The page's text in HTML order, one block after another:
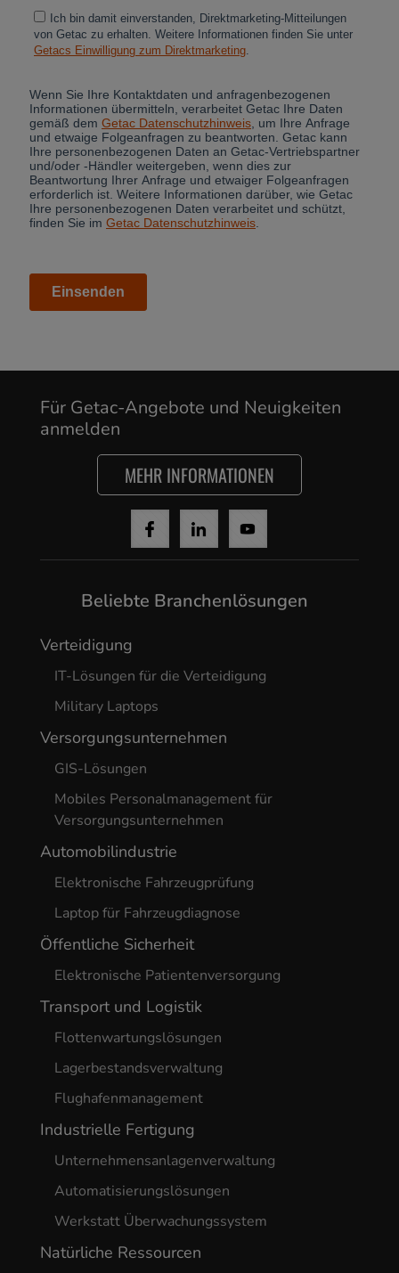
Cancel
Yes, I agree
Für Getac-Angebote und Neuigkeiten
anmelden
MEHR INFORMATIONEN
Beliebte Branchenlösungen
Verteidigung
IT-Lösungen für die Verteidigung
Military Laptops
Versorgungsunternehmen
GIS-Lösungen
Mobiles Personalmanagement für
Versorgungsunternehmen
Automobilindustrie
Elektronische Fahrzeugprüfung
Laptop für Fahrzeugdiagnose
Öffentliche Sicherheit
Elektronische Patientenversorgung
Transport und Logistik
Flottenwartungslösungen
Lagerbestandsverwaltung
Flughafenmanagement
Industrielle Fertigung
Unternehmensanlagenverwaltung
Automatisierungslösungen
Werkstatt Überwachungssystem
Natürliche Ressourcen